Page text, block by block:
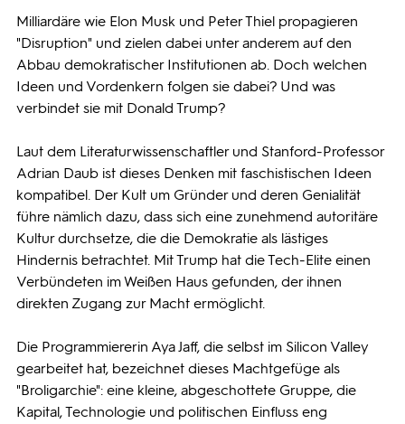
Milliardäre wie Elon Musk und Peter Thiel propagieren
"Disruption" und zielen dabei unter anderem auf den
Abbau demokratischer Institutionen ab. Doch welchen
Ideen und Vordenkern folgen sie dabei? Und was
verbindet sie mit Donald Trump?
Laut dem Literaturwissenschaftler und Stanford-Professor
Adrian Daub ist dieses Denken mit faschistischen Ideen
kompatibel. Der Kult um Gründer und deren Genialität
führe nämlich dazu, dass sich eine zunehmend autoritäre
Kultur durchsetze, die die Demokratie als lästiges
Hindernis betrachtet. Mit Trump hat die Tech-Elite einen
Verbündeten im Weißen Haus gefunden, der ihnen
direkten Zugang zur Macht ermöglicht.
Die Programmiererin Aya Jaff, die selbst im Silicon Valley
gearbeitet hat, bezeichnet dieses Machtgefüge als
"Broligarchie": eine kleine, abgeschottete Gruppe, die
Kapital, Technologie und politischen Einfluss eng